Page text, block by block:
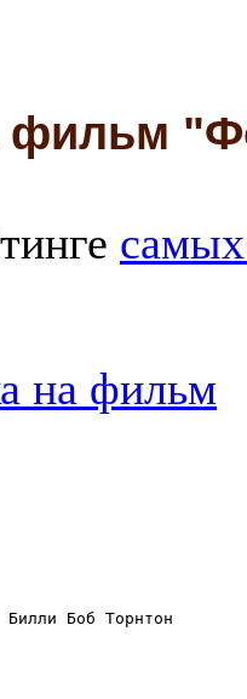
фильм
на фильм
Боб Торнтон